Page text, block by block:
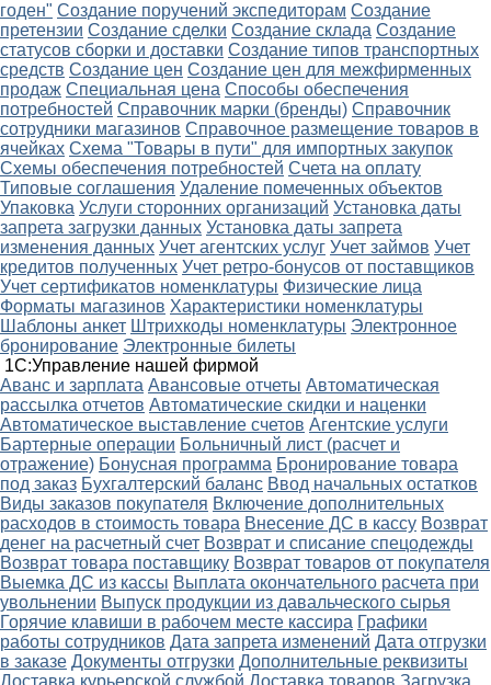
годен" Создание поручений экспедиторам Создание
претензии Создание сделки Создание склада Создание
статусов сборки и доставки Создание типов транспортных
средств Создание цен Создание цен для межфирменных
продаж Специальная цена Способы обеспечения
потребностей Справочник марки (бренды) Справочник
сотрудники магазинов Справочное размещение товаров в
ячейках Схема "Товары в пути" для импортных закупок
Схемы обеспечения потребностей Счета на оплату
Типовые соглашения Удаление помеченных объектов
Упаковка Услуги сторонних организаций Установка даты
запрета загрузки данных Установка даты запрета
изменения данных Учет агентских услуг Учет займов Учет
кредитов полученных Учет ретро-бонусов от поставщиков
Учет сертификатов номенклатуры Физические лица
Форматы магазинов Характеристики номенклатуры
Шаблоны анкет Штрихкоды номенклатуры Электронное
бронирование Электронные билеты
1С:Управление нашей фирмой
Аванс и зарплата Авансовые отчеты Автоматическая
рассылка отчетов Автоматические скидки и наценки
Автоматическое выставление счетов Агентские услуги
Бартерные операции Больничный лист (расчет и
отражение) Бонусная программа Бронирование товара
под заказ Бухгалтерский баланс Ввод начальных остатков
Виды заказов покупателя Включение дополнительных
расходов в стоимость товара Внесение ДС в кассу Возврат
денег на расчетный счет Возврат и списание спецодежды
Возврат товара поставщику Возврат товаров от покупателя
Выемка ДС из кассы Выплата окончательного расчета при
увольнении Выпуск продукции из давальческого сырья
Горячие клавиши в рабочем месте кассира Графики
работы сотрудников Дата запрета изменений Дата отгрузки
в заказе Документы отгрузки Дополнительные реквизиты
Доставка курьерской службой Доставка товаров Загрузка